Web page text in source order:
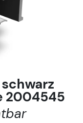
2004545